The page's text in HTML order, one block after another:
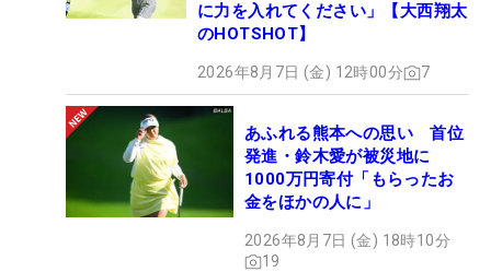
に力を入れてください」【大西翔太
のHOTSHOT】
2026年8月7日 (金) 12時00分 7
あふれる熊本への思い 首位
発進・鈴木愛が被災地に
1000万円寄付「もらったお
金をほかの人に」
2026年8月7日 (金) 18時10分
19